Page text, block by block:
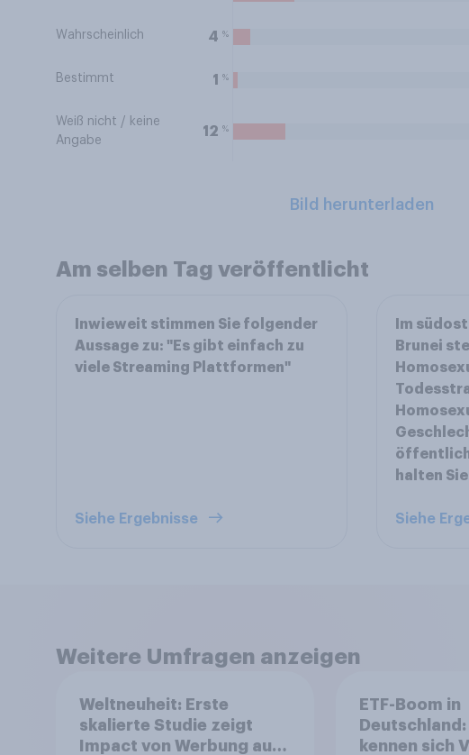
Wahrscheinlich 4 %
Bestimmt 1 %
Weiß nicht / keine
Angabe
12 %
Bild herunterladen
Am selben Tag veröffentlicht
Inwieweit stimmen Sie folgender
Aussage zu: "Es gibt einfach zu
viele Streaming Plattformen"
Siehe Ergebnisse
Im
Brunei
halten
Siehe
Weitere Umfragen anzeigen
Weltneuheit: Erste
skalierte Studie zeigt
Impact von Werbung auf
ETF-Boom in
kennen sich